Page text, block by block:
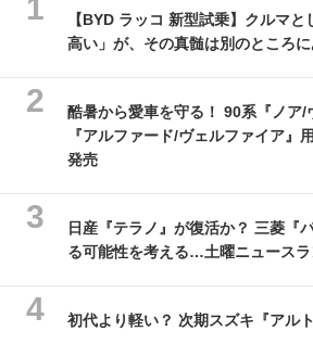
【BYD ラッコ 新型試乗】クルマ
高い」が、その真髄は別のところ
酷暑から愛車を守る！ 90系『ノア/
『アルファード/ヴェルファイア』
発売
日産『テラノ』が復活か？ 三菱『
る可能性を考える…土曜ニュース
初代より軽い？ 次期スズキ『アル